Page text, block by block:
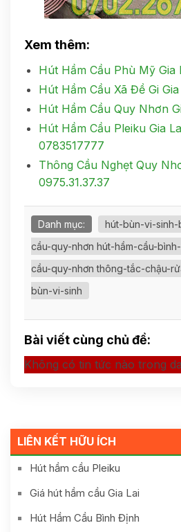
LIÊN KẾT HỮU ÍCH
Hút hầm cầu Pleiku
Giá hút hầm cầu Gia Lai
Hút Hầm Cầu Bình Định
Xem thêm:
Hút Hầm Cầu Phù Mỹ Gia
Hút Hầm Cầu Xã Đề Gi
Hút Hầm Cầu Quy Nhơn
Hút Hầm Cầu Pleiku Gia
0783517777
Thông Cầu Nghẹt Quy
0975.31.37.37
Danh mục:
hút-bùn-vi-sinh-
cầu-quy-nhơn hút-hầm-cầu-
cầu-quy-nhơn thông-tắc-chậu-
bùn-vi-sinh
Bài viết cùng chủ đề:
Không có tin tức nào trong